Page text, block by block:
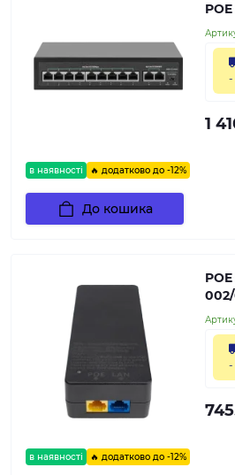
в наявності 🔥 додатково до -12%
-
1
До кошика
в наявності 🔥 додатково до -12%
-